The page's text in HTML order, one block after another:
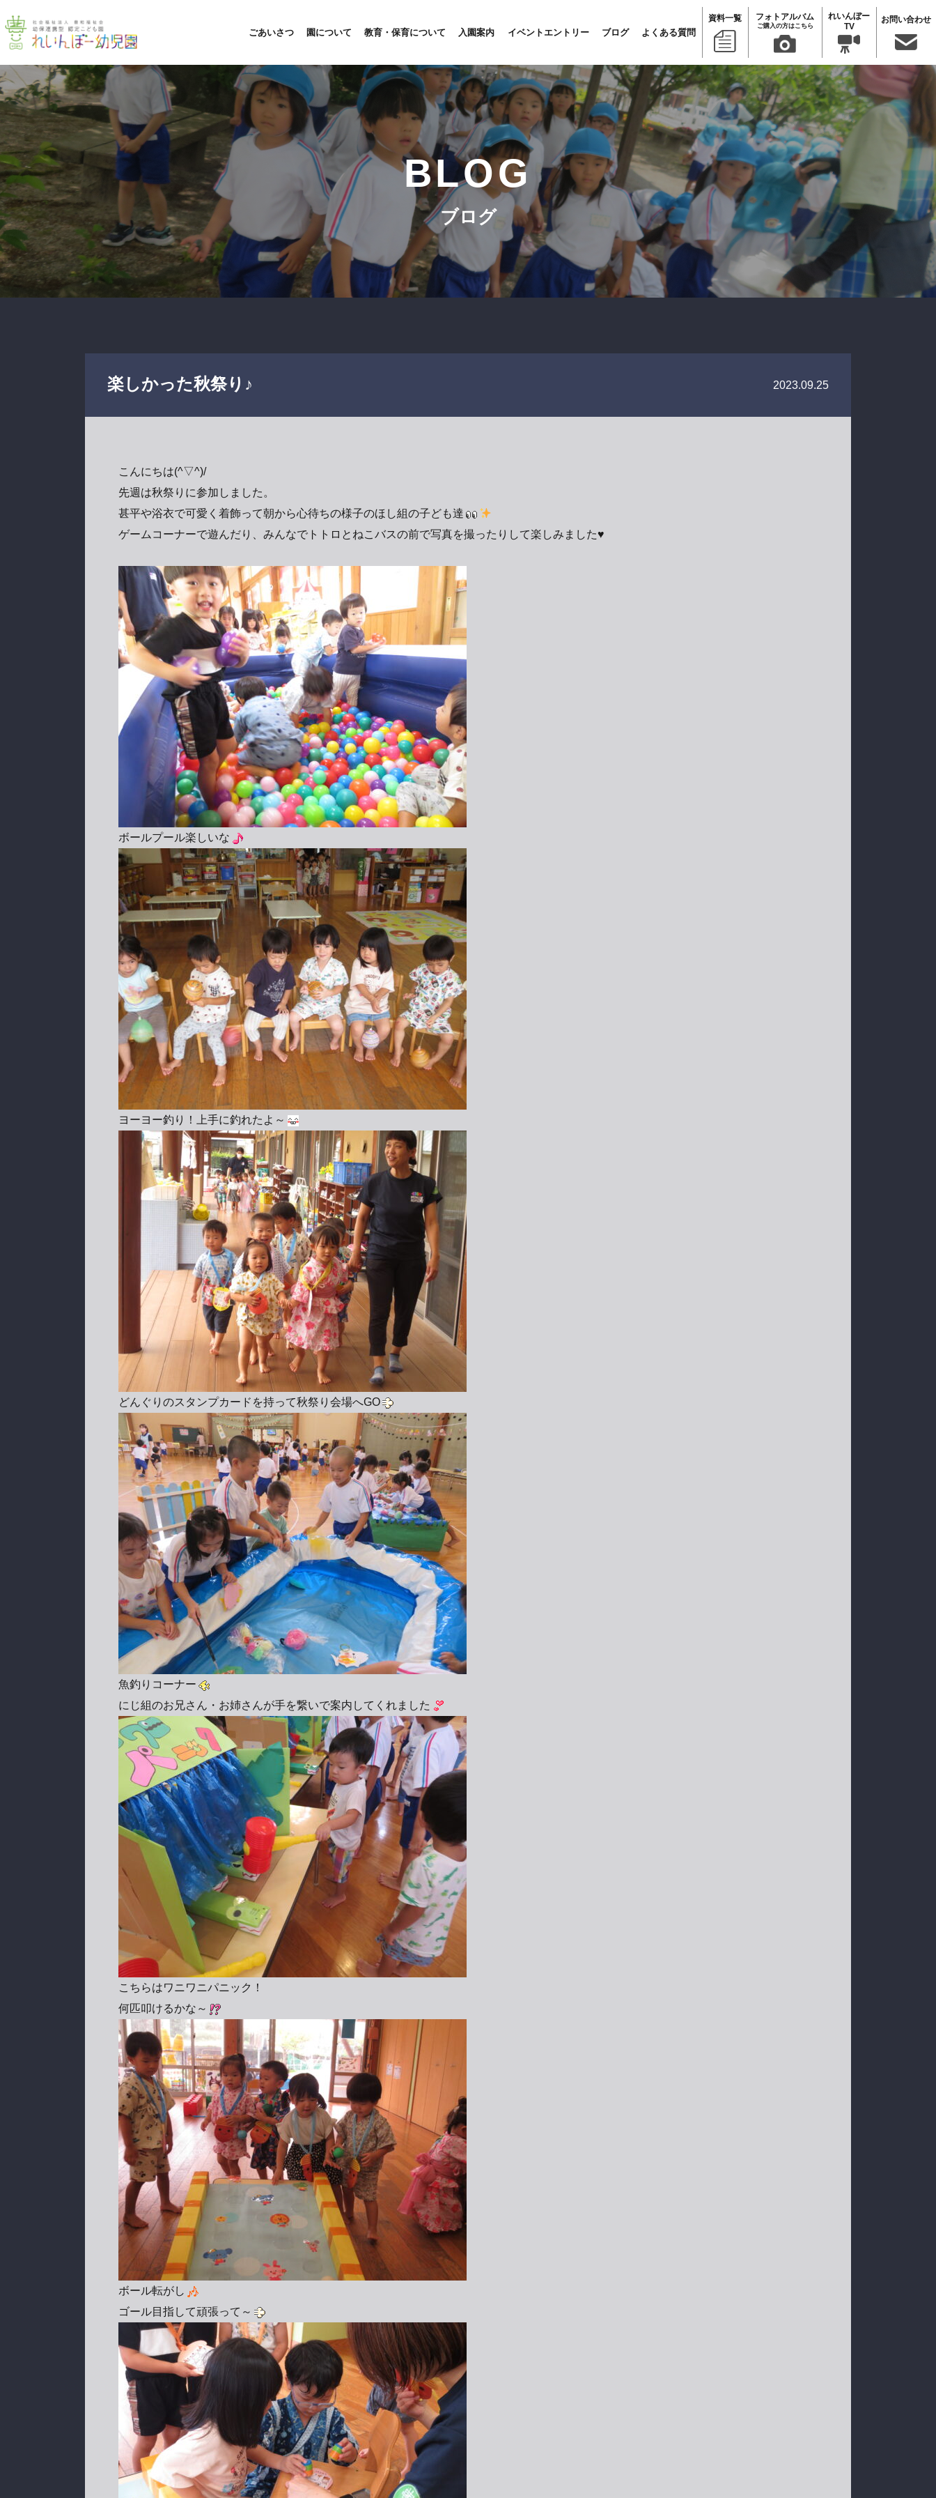
ごあいさつ 園について 教育・保育について 入園案内 イベントエントリー ブログ よくある質問
資料一覧 フォトアルバム
ご購入の方はこちら
れいんぼー
TV
お問い合わせ
BLOG
ブログ
楽しかった秋祭り♪ 2023.09.25
こんにちは(^▽^)/
先週は秋祭りに参加しました。
甚平や浴衣で可愛く着飾って朝から心待ちの様子のほし組の子ども達
ゲームコーナーで遊んだり、みんなでトトロとねこバスの前で写真を撮ったりして楽しみました♥
ボールプール楽しいな
ヨーヨー釣り！上手に釣れたよ～
どんぐりのスタンプカードを持って秋祭り会場へGO
魚釣りコーナー
にじ組のお兄さん・お姉さんが手を繋いで案内してくれました
こちらはワニワニパニック！
何匹叩けるかな～
ボール転がし
ゴール目指して頑張って～